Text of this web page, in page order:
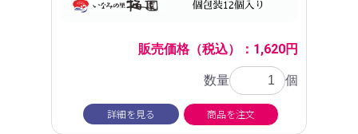
販売価格（税込）：1,620円
数量 個
詳細を見る 商品を注文